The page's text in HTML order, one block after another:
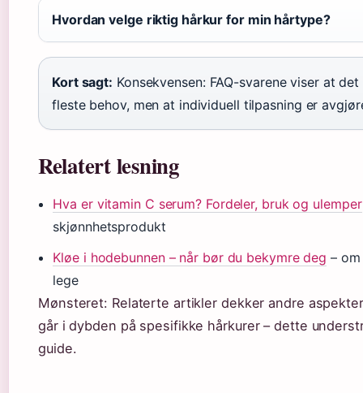
Hvordan velge riktig hårkur for min hårtype?
Kort sagt: Konsekvensen: FAQ-svarene viser at
fleste behov, men at individuell tilpasning er
Relatert lesning
Hva er vitamin C serum? Fordeler, bruk og ulemper
skjønnhetsprodukt
Kløe i hodebunnen – når bør du bekymre deg –
lege
Mønsteret: Relaterte artikler dekker andre
går i dybden på spesifikke hårkurer – dette
guide.